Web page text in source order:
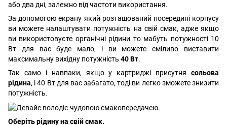
або два дні, залежно від частоти використання.
За допомогою екрану який розташований посередині корпусу
ви можете налаштувати потужність на свій смак, адже якщо
ви використовуєте органічні рідини то мабуть потужності 10
Вт для вас буде мало, і ви можете сміливо виставити
максимальну вихідну потужність 40 Вт.
Так само і навпаки, якщо у картриджі присутня сольова
рідина, і 40 Вт для вас забагато, тоді ви легко зможете знизити
потужність.
Оберіть рідину на свій смак.